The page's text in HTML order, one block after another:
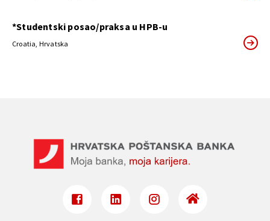
*Studentski posao/praksa u HPB-u
Croatia, Hrvatska